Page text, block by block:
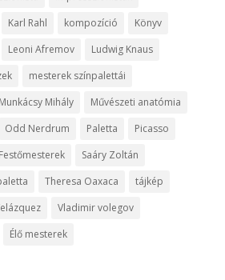
Karl Rahl kompozíció
Könyv
Leoni Afremov
Ludwig Knaus
mesterek színpalettái
Munkácsy Mihály
Művészeti anatómia
Odd Nerdrum Paletta
Picasso
Saáry Zoltán
Theresa Oaxaca
tájkép
Vladimir volegov
Élő mesterek